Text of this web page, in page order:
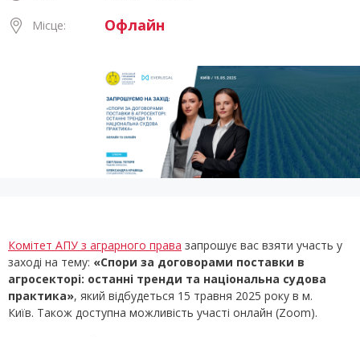
Місце: Офлайн
Комітет АПУ з аграрного права запрошує вас взяти участь у
заході на тему: «Спори за договорами поставки в
агросекторі: останні тренди та національна судова
практика», який відбудеться 15 травня 2025 року в м.
Київ. Також доступна можливість участі онлайн (Zoom).